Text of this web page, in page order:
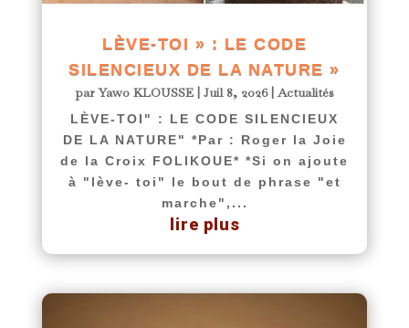
LÈVE-TOI » : LE CODE
SILENCIEUX DE LA NATURE »
parYawo KLOUSSE| Juil 8, 2026|Actualités
LÈVE-TOI" : LE CODE SILENCIEUX
DE LA NATURE" *Par : Roger la Joie
de la Croix FOLIKOUE* *Si on ajoute
à "lève- toi" le bout de phrase "et
marche",...
lire plus